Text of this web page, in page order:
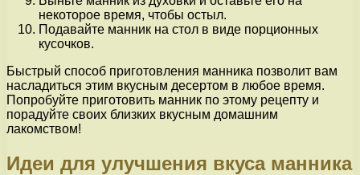
некоторое время, чтобы остыл.
Подавайте манник на стол в виде порционных
кусочков.
Быстрый способ приготовления манника позволит вам
насладиться этим вкусным десертом в любое время.
Попробуйте приготовить манник по этому рецепту и
порадуйте своих близких вкусным домашним
лакомством!
Идеи для улучшения вкуса манника